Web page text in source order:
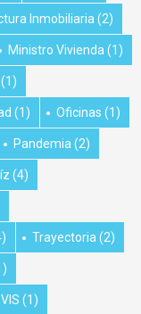
Inmobiliaria (2)
Ministro Vivienda (1)
(1)
(1) Oficinas (1)
Pandemia (2)
(4)
Trayectoria (2)
(1)